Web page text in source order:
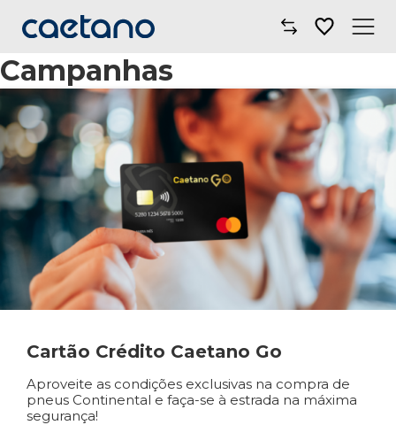
Comprar Carro
Oficinas
Campanhas
Electric Move
Mobilidade
Campanhas
Cartão Crédito Caetano Go
Aproveite as condições exclusivas na compra de
pneus Continental e faça-se à estrada na máxima
segurança!